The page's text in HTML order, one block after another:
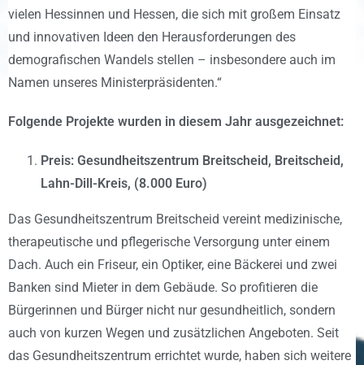
vielen Hessinnen und Hessen, die sich mit großem Einsatz
und innovativen Ideen den Herausforderungen des
demografischen Wandels stellen – insbesondere auch im
Namen unseres Ministerpräsidenten.“
Folgende Projekte wurden in diesem Jahr ausgezeichnet:
Preis: Gesundheitszentrum Breitscheid, Breitscheid,
Lahn-Dill-Kreis, (8.000 Euro)
Das Gesundheitszentrum Breitscheid vereint medizinische,
therapeutische und pflegerische Versorgung unter einem
Dach. Auch ein Friseur, ein Optiker, eine Bäckerei und zwei
Banken sind Mieter in dem Gebäude. So profitieren die
Bürgerinnen und Bürger nicht nur gesundheitlich, sondern
auch von kurzen Wegen und zusätzlichen Angeboten. Seit
das Gesundheitszentrum errichtet wurde, haben sich weitere